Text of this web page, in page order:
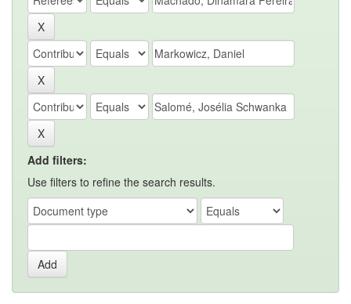
Add filters:
Use filters to refine the search results.